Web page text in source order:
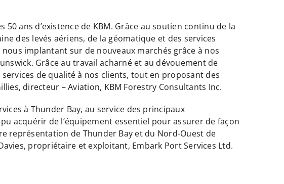
ans d’existence de KBM. Grâce au soutien continu de la
des levés aériens, de la géomatique et des services
implantant sur de nouveaux marchés grâce à nos
Grâce au travail acharné et au dévouement de
de qualité à nos clients, tout en proposant des
directeur – Aviation, KBM Forestry Consultants Inc.
à Thunder Bay, au service des principaux
acquérir de l’équipement essentiel pour assurer de façon
représentation de Thunder Bay et du Nord-Ouest de
propriétaire et exploitant, Embark Port Services Ltd.